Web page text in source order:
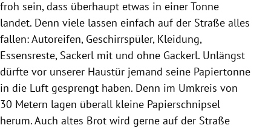
froh sein, dass überhaupt etwas in einer Tonne
landet. Denn viele lassen einfach auf der Straße alles
fallen: Autoreifen, Geschirrspüler, Kleidung,
Essensreste, Sackerl mit und ohne Gackerl. Unlängst
dürfte vor unserer Haustür jemand seine Papiertonne
in die Luft gesprengt haben. Denn im Umkreis von
30 Metern lagen überall kleine Papierschnipsel
herum. Auch altes Brot wird gerne auf der Straße